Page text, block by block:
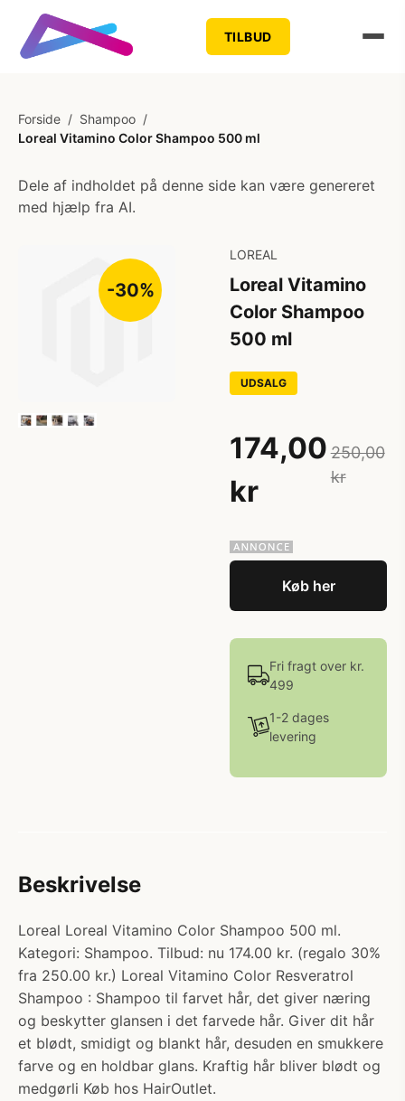
TILBUD
Forside / Shampoo /
Loreal Vitamino Color Shampoo 500 ml
Dele af indholdet på denne side kan være genereret
med hjælp fra AI.
-30%
LOREAL
Loreal Vitamino
Color Shampoo
500 ml
UDSALG
174,00
kr
250,00
kr
Køb her
Fri fragt over kr.
499
1-2 dages
levering
Beskrivelse
Loreal Loreal Vitamino Color Shampoo 500 ml.
Kategori: Shampoo. Tilbud: nu 174.00 kr. (regalo 30%
fra 250.00 kr.) Loreal Vitamino Color Resveratrol
Shampoo : Shampoo til farvet hår, det giver næring
og beskytter glansen i det farvede hår. Giver dit hår
et blødt, smidigt og blankt hår, desuden en smukkere
farve og en holdbar glans. Kraftig hår bliver blødt og
medgørli Køb hos HairOutlet.